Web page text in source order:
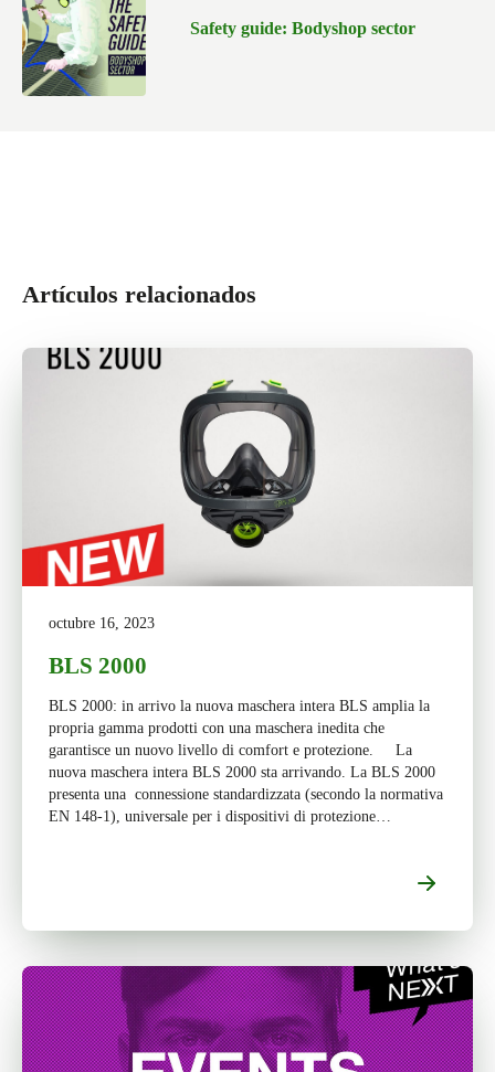
Safety guide: Bodyshop sector
Artículos relacionados
octubre 16, 2023
BLS 2000
BLS 2000: in arrivo la nuova maschera intera BLS amplia la
propria gamma prodotti con una maschera inedita che
garantisce un nuovo livello di comfort e protezione. La
nuova maschera intera BLS 2000 sta arrivando. La BLS 2000
presenta una connessione standardizzata (secondo la normativa
EN 148-1), universale per i dispositivi di protezione